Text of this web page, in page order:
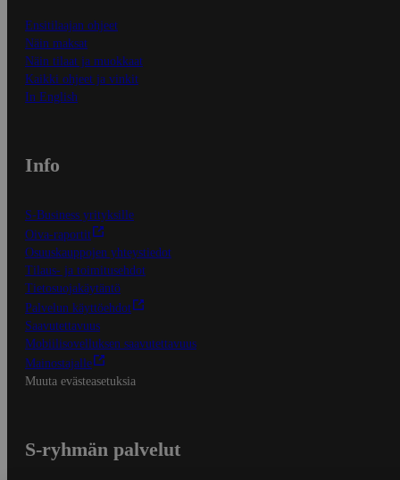
Ensitilaajan ohjeet
Näin maksat
Näin tilaat ja muokkaat
Kaikki ohjeet ja vinkit
In English
Info
S-Business yrityksille
Oiva-raportit
Osuuskauppojen yhteystiedot
Tilaus- ja toimitusehdot
Tietosuojakäytäntö
Palvelun käyttöehdot
Saavutettavuus
Mobiilisovelluksen saavutettavuus
Mainostajalle
Muuta evästeasetuksia
S-ryhmän palvelut